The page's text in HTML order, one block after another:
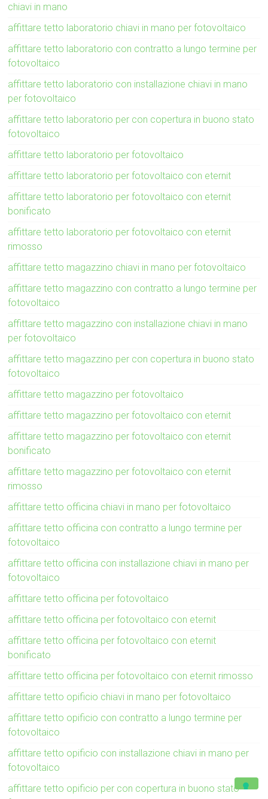
chiavi in mano
affittare tetto laboratorio chiavi in mano per fotovoltaico
affittare tetto laboratorio con contratto a lungo termine per
fotovoltaico
affittare tetto laboratorio con installazione chiavi in mano
per fotovoltaico
affittare tetto laboratorio per con copertura in buono stato
fotovoltaico
affittare tetto laboratorio per fotovoltaico
affittare tetto laboratorio per fotovoltaico con eternit
affittare tetto laboratorio per fotovoltaico con eternit
bonificato
affittare tetto laboratorio per fotovoltaico con eternit
rimosso
affittare tetto magazzino chiavi in mano per fotovoltaico
affittare tetto magazzino con contratto a lungo termine per
fotovoltaico
affittare tetto magazzino con installazione chiavi in mano
per fotovoltaico
affittare tetto magazzino per con copertura in buono stato
fotovoltaico
affittare tetto magazzino per fotovoltaico
affittare tetto magazzino per fotovoltaico con eternit
affittare tetto magazzino per fotovoltaico con eternit
bonificato
affittare tetto magazzino per fotovoltaico con eternit
rimosso
affittare tetto officina chiavi in mano per fotovoltaico
affittare tetto officina con contratto a lungo termine per
fotovoltaico
affittare tetto officina con installazione chiavi in mano per
fotovoltaico
affittare tetto officina per fotovoltaico
affittare tetto officina per fotovoltaico con eternit
affittare tetto officina per fotovoltaico con eternit
bonificato
affittare tetto officina per fotovoltaico con eternit rimosso
affittare tetto opificio chiavi in mano per fotovoltaico
affittare tetto opificio con contratto a lungo termine per
fotovoltaico
affittare tetto opificio con installazione chiavi in mano per
fotovoltaico
affittare tetto opificio per con copertura in buono stato